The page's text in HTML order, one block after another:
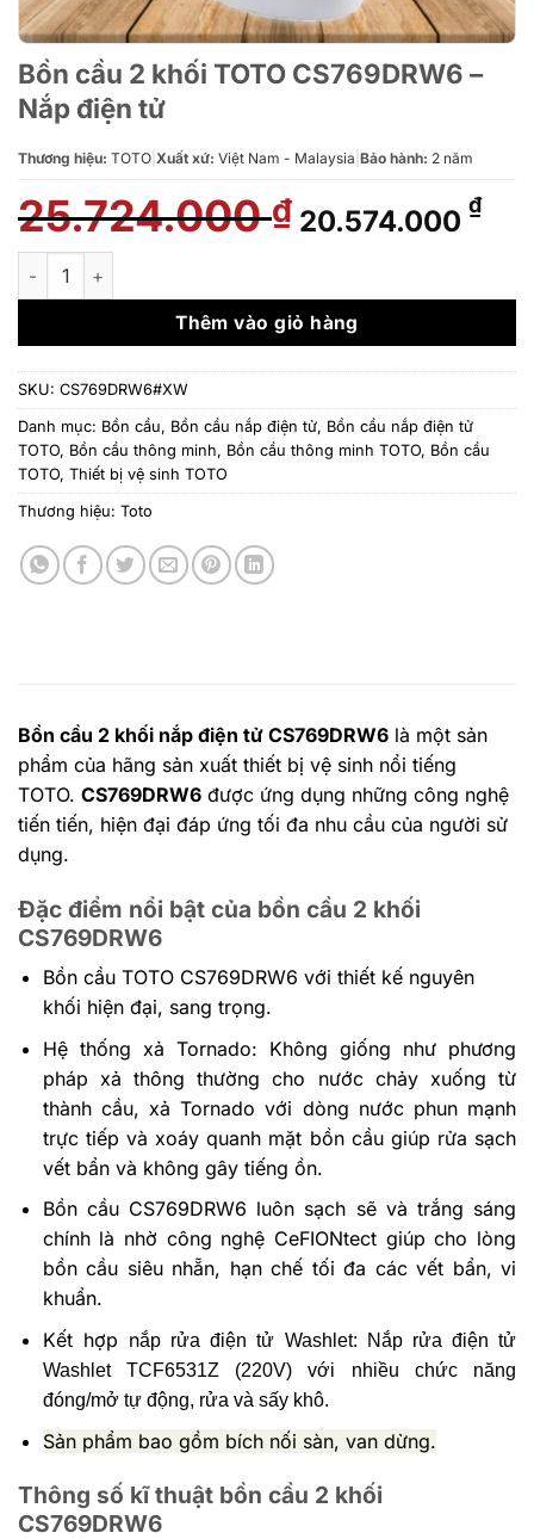
Bồn cầu 2 khối TOTO CS769DRW6 –
Nắp điện tử
Thương hiệu: TOTO Xuất xứ: Việt Nam - Malaysia Bảo hành: 2 năm
25.724.000₫ Giá
gốc
25.724.000 ₫.
20.574.000 ₫Giá
là:
Bồn cầu 2 khối TOTO CS769DRW6 - Nắp điện tử số lượng
Thêm vào giỏ hàng
SKU: CS769DRW6#XW
Danh mục: Bồn cầu, Bồn cầu nắp điện tử, Bồn cầu nắp điện tử
TOTO, Bồn cầu thông minh, Bồn cầu thông minh TOTO, Bồn cầu
TOTO, Thiết bị vệ sinh TOTO
Thương hiệu: Toto
Bồn cầu 2 khối nắp điện tử CS769DRW6 là một sản
phẩm của hãng sản xuất thiết bị vệ sinh nổi tiếng
TOTO. CS769DRW6 được ứng dụng những công nghệ
tiến tiến, hiện đại đáp ứng tối đa nhu cầu của người sử
dụng.
Đặc điểm nổi bật của bồn cầu 2 khối
CS769DRW6
Bồn cầu TOTOCS769DRW6 với thiết kế nguyên
khối hiện đại, sang trọng.
Hệ thống xả Tornado: Không giống như phương
pháp xả thông thường cho nước chảy xuống từ
thành cầu, xả Tornado với dòng nước phun mạnh
trực tiếp và xoáy quanh mặt bồn cầu giúp rửa sạch
vết bẩn và không gây tiếng ồn.
Bồn cầu CS769DRW6 luôn sạch sẽ và trắng sáng
chính là nhờ công nghệ CeFIONtect giúp cho lòng
bồn cầu siêu nhẵn, hạn chế tối đa các vết bẩn, vi
khuẩn.
Kết hợp nắp rửa điện tử Washlet:
Nắp rửa điện tử
Washlet TCF6531Z (220V) với nhiều chức năng
đóng/mở tự động, rửa và sấy khô.
Sản phẩm bao gồm bích nối sàn, van dừng.
Thông số kĩ thuật bồn cầu 2 khối
CS769DRW6